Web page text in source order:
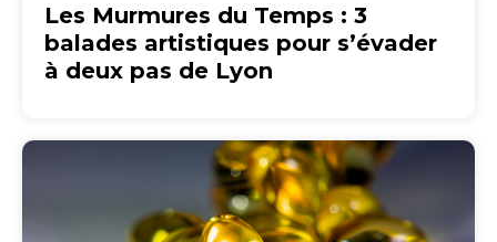
Les Murmures du Temps : 3
balades artistiques pour s’évader
à deux pas de Lyon